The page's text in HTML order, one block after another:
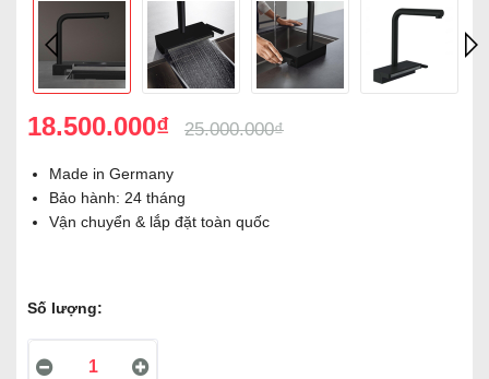
18.500.000₫ 25.000.000₫
Made in Germany
Bảo hành: 24 tháng
Vận chuyển & lắp đặt toàn quốc
Số lượng: